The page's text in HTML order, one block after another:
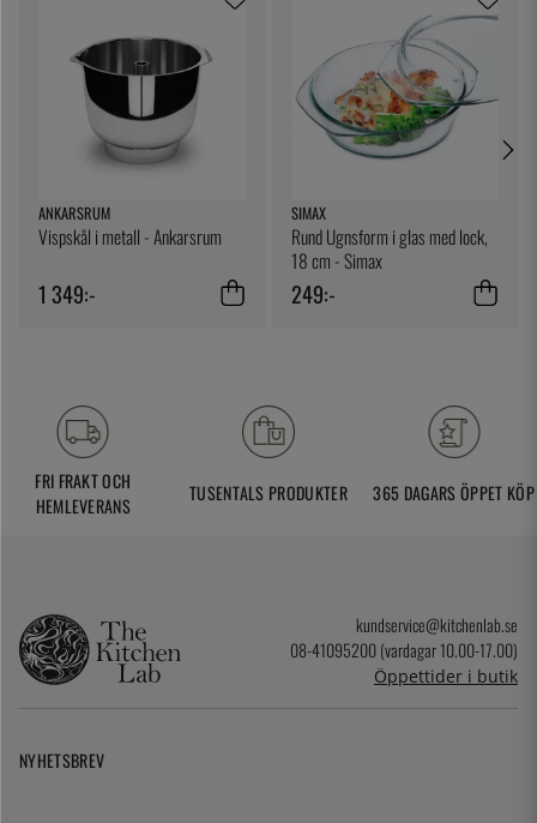
ANKARSRUM
Vispskål i metall - Ankarsrum
1 349:-
SIMAX
Rund Ugnsform i glas med lock,
18 cm - Simax
249:-
FRI FRAKT OCH
HEMLEVERANS
TUSENTALS PRODUKTER 365 DAGARS ÖPPET KÖP
kundservice@kitchenlab.se
08-41095200 (vardagar 10.00-17.00)
Öppettider i butik
NYHETSBREV